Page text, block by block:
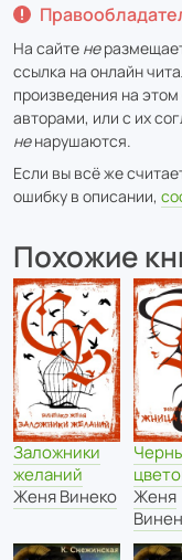
На сайте не
ссылка на онлайн
произведения на
авторами, или с их
ненарушаются.
Если вы всё же
ошибку в описании,
Похожие
Заложники
желаний
Женя Винеко
Женя